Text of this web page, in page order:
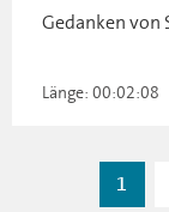
Gedanken von
Länge: 00:02:08
1